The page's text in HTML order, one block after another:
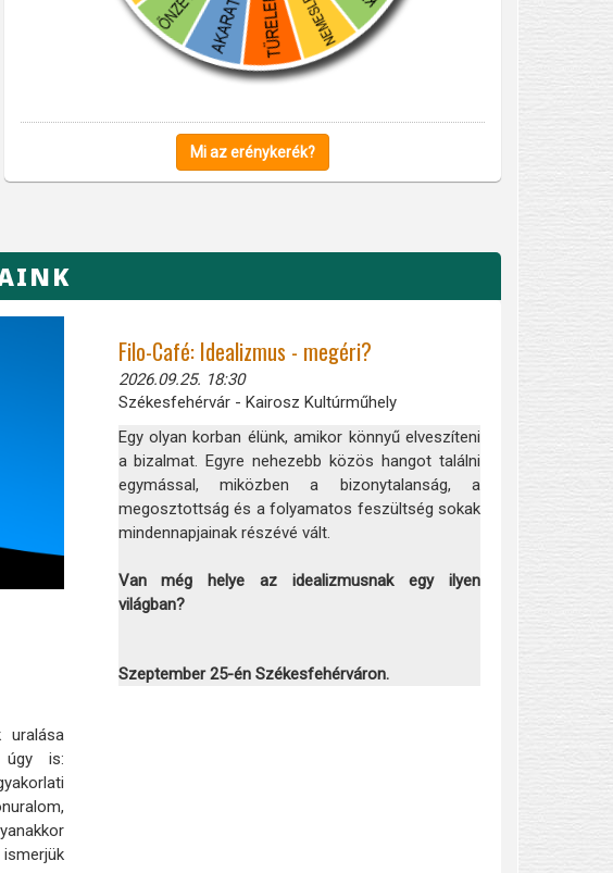
Mi az erénykerék?
uralása
úgy is:
Filo-Café: Idealizmus - megéri?
2026.09.25. 18:30
Székesfehérvár - Kairosz Kultúrműhely
Egy olyan korban élünk, amikor könnyű elveszíteni
a bizalmat. Egyre nehezebb közös hangot találni
egymással, miközben a bizonytalanság, a
megosztottság és a folyamatos feszültség sokak
mindennapjainak részévé vált.
Van még helye az idealizmusnak egy ilyen
világban?
Szeptember 25-én Székesfehérváron.